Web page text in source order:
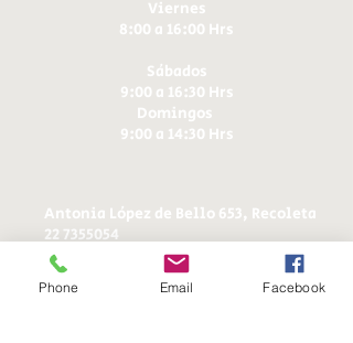
Viernes
8:00 a 16:00 Hrs​
Sábados
9:00 a 16:30 Hrs
Domingos
9:00 a 14:30 Hrs
Antonia López de Bello 653, Recoleta
22 7355054
22 7375725
+56 9 75224598
ducereposteria@gmail.com
Phone Email Facebook